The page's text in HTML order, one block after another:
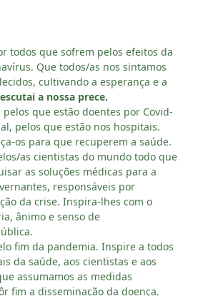
todos que sofrem pelos efeitos da
Que todos/as nos sintamos
cultivando a esperança e a
a nossa prece.
que estão doentes por Covid-
pelos que estão nos hospitais.
os para que recuperem a saúde.
as cientistas do mundo todo que
as soluções médicas para a
responsáveis por
da crise. Inspira-lhes com o
ânimo e senso de
fim da pandemia. Inspire a todos
da saúde, aos cientistas e aos
assumamos as medidas
fim a disseminação da doença.